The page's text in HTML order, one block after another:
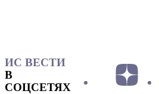
ИС ВЕСТИ
В
СОЦСЕТЯХ